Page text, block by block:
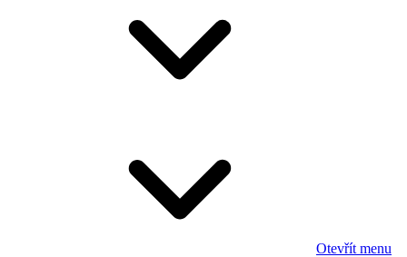
Otevřít menu